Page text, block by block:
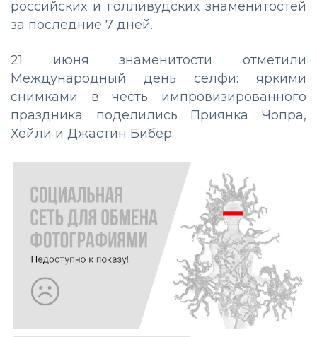
российских и голливудских знаменитостей
за последние 7 дней.
21 июня знаменитости отметили
Международный день селфи: яркими
снимками в честь импровизированного
праздника поделились Приянка Чопра,
Хейли и Джастин Бибер.